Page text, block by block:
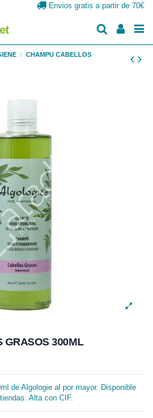
Envios gratis a partir de 70€
CHAMPU CABELLOS
GRASOS 300ML
de Algologie al por mayor. Disponible
Alta con CIF.